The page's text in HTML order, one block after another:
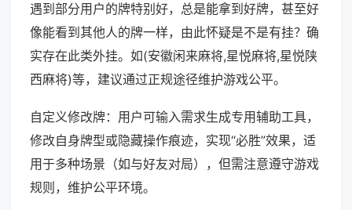
遇到部分用户的牌特别好，总是能拿到好牌，甚至好
像能看到其他人的牌一样，由此怀疑是不是有挂？确
实存在此类外挂。如(安徽闲来麻将,星悦麻将,星悦陕
西麻将)等，建议通过正规途径维护游戏公平。
自定义修改牌：用户可输入需求生成专用辅助工具，
修改自身牌型或隐藏操作痕迹，实现“必胜”效果，适
用于多种场景（如与好友对局），但需注意遵守游戏
规则，维护公平环境。